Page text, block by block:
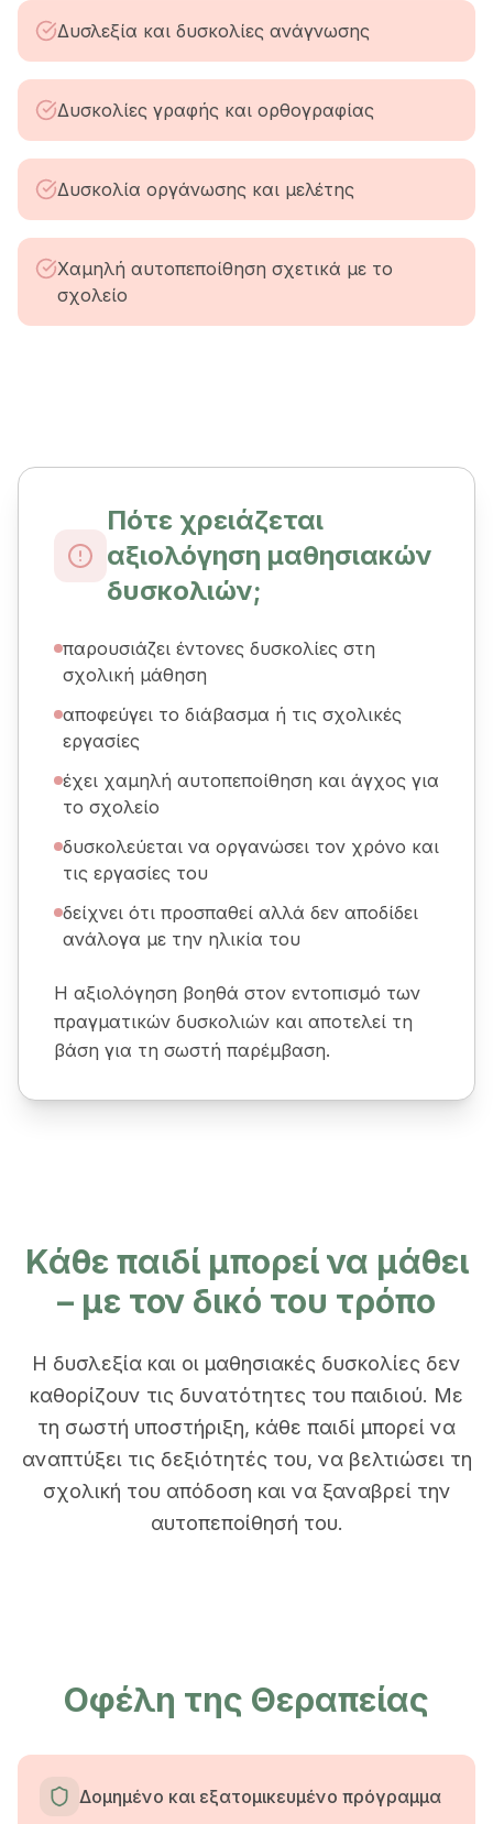
Δυσλεξία και δυσκολίες ανάγνωσης
Δυσκολίες γραφής και ορθογραφίας
Δυσκολία οργάνωσης και μελέτης
Χαμηλή αυτοπεποίθηση σχετικά με το
σχολείο
Πότε χρειάζεται
αξιολόγηση μαθησιακών
δυσκολιών;
παρουσιάζει έντονες δυσκολίες στη
σχολική μάθηση
αποφεύγει το διάβασμα ή τις σχολικές
εργασίες
έχει χαμηλή αυτοπεποίθηση και άγχος για
το σχολείο
δυσκολεύεται να οργανώσει τον χρόνο και
τις εργασίες του
δείχνει ότι προσπαθεί αλλά δεν αποδίδει
ανάλογα με την ηλικία του
Η αξιολόγηση βοηθά στον εντοπισμό των
πραγματικών δυσκολιών και αποτελεί τη
βάση για τη σωστή παρέμβαση.
Κάθε παιδί μπορεί να μάθει
– με τον δικό του τρόπο
Η δυσλεξία και οι μαθησιακές δυσκολίες δεν
καθορίζουν τις δυνατότητες του παιδιού. Με
τη σωστή υποστήριξη, κάθε παιδί μπορεί να
αναπτύξει τις δεξιότητές του, να βελτιώσει τη
σχολική του απόδοση και να ξαναβρεί την
αυτοπεποίθησή του.
Οφέλη της Θεραπείας
Δομημένο και εξατομικευμένο πρόγραμμα